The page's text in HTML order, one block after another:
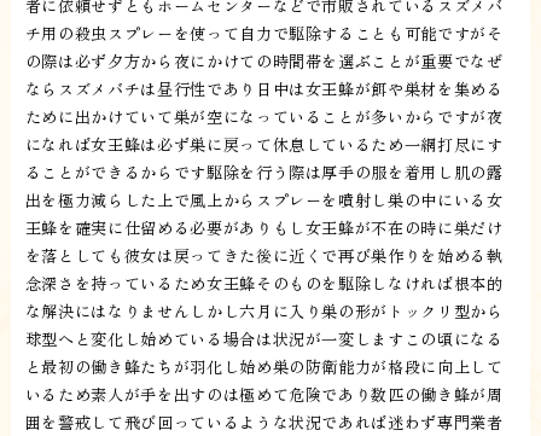
者に依頼せずともホームセンターなどで市販されているスズメバ
チ用の殺虫スプレーを使って自力で駆除することも可能ですがそ
の際は必ず夕方から夜にかけての時間帯を選ぶことが重要でなぜ
ならスズメバチは昼行性であり日中は女王蜂が餌や巣材を集める
ために出かけていて巣が空になっていることが多いからですが夜
になれば女王蜂は必ず巣に戻って休息しているため一網打尽にす
ることができるからです駆除を行う際は厚手の服を着用し肌の露
出を極力減らした上で風上からスプレーを噴射し巣の中にいる女
王蜂を確実に仕留める必要がありもし女王蜂が不在の時に巣だけ
を落としても彼女は戻ってきた後に近くで再び巣作りを始める執
念深さを持っているため女王蜂そのものを駆除しなければ根本的
な解決にはなりませんしかし六月に入り巣の形がトックリ型から
球型へと変化し始めている場合は状況が一変しますこの頃になる
と最初の働き蜂たちが羽化し始め巣の防衛能力が格段に向上して
いるため素人が手を出すのは極めて危険であり数匹の働き蜂が周
囲を警戒して飛び回っているような状況であれば迷わず専門業者